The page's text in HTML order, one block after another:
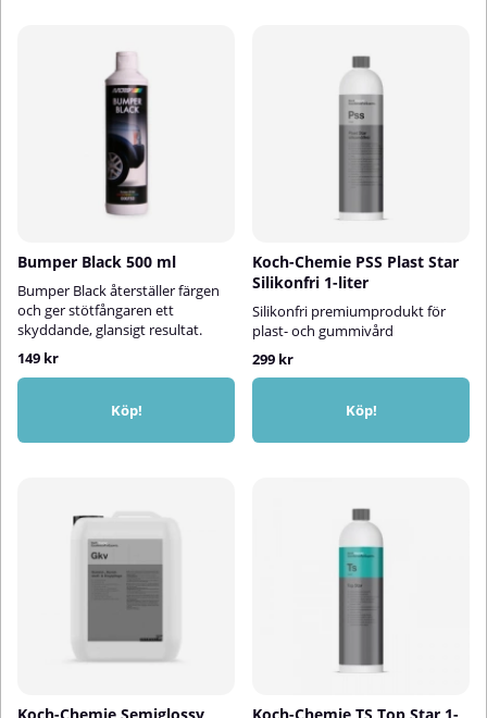
Bumper Black 500 ml
Bumper Black återställer färgen
och ger stötfångaren ett
skyddande, glansigt resultat.
149 kr
Köp!
Koch-Chemie PSS Plast Star
Silikonfri 1-liter
Silikonfri premiumprodukt för
plast- och gummivård
299 kr
Köp!